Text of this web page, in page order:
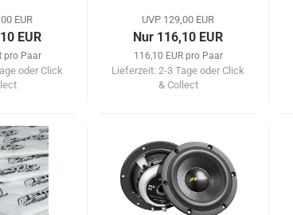
EUR
EUR
pro Paar
oder Click
UVP 129,00 EUR
Nur 116,10 EUR
116,10 EUR pro Paar
Lieferzeit: 2-3 Tage oder Click
& Collect